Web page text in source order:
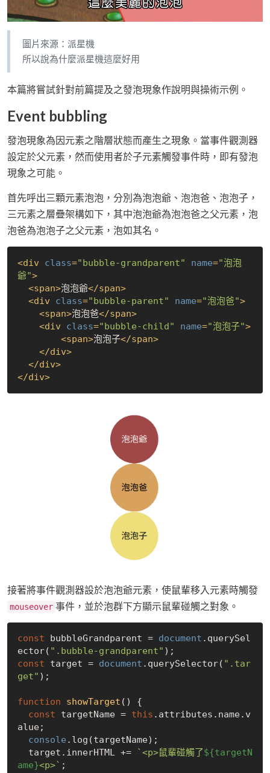
圖片來源：派星機
所以說為什麼派星機這麼好用
本篇將嘗試針對前篇提及之發泡現象作說明與操術示例。
Event bubbling
發泡現象為因元素之階層狀態而產生之現象。當事件觀測器
設定於父元素，然而使用者於子元素觸發事件時，即有發泡
現象之可能。
首先呼出三顆元素泡泡，分別為泡泡爺、泡泡爸、泡泡子，
三元素之層疊架構如下，其中泡泡爺為泡泡爸之父元素，泡
泡爸為泡泡子之父元素，泡如其名。
<div class="bubble-grandparent" name="泡泡
爺">
<span>泡泡爺</span>
<div class="bubble-parent" name="泡泡爸">
<span>泡泡爸</span>
<div class="bubble-child" name="泡泡子">
<span>泡泡子</span>
</div>
</div>
</div>
接著將事件觀測器設於泡泡爺元素，使鼠輩移入元素時觸發
mouseover 事件，並於泡群下方顯示鼠輩碰觸之對象。
const bubbleGrandparent = document .querySel
ector( ".bubble-grandparent"
const target = document .querySelector( ".tar
get" );
function showTarget ( ) {
const targetName = this .attributes.name.v
alue;
console .log(targetName);
  target.innerHTML +=
`<p>鼠輩碰觸了${targetN
ame}<p>` ;